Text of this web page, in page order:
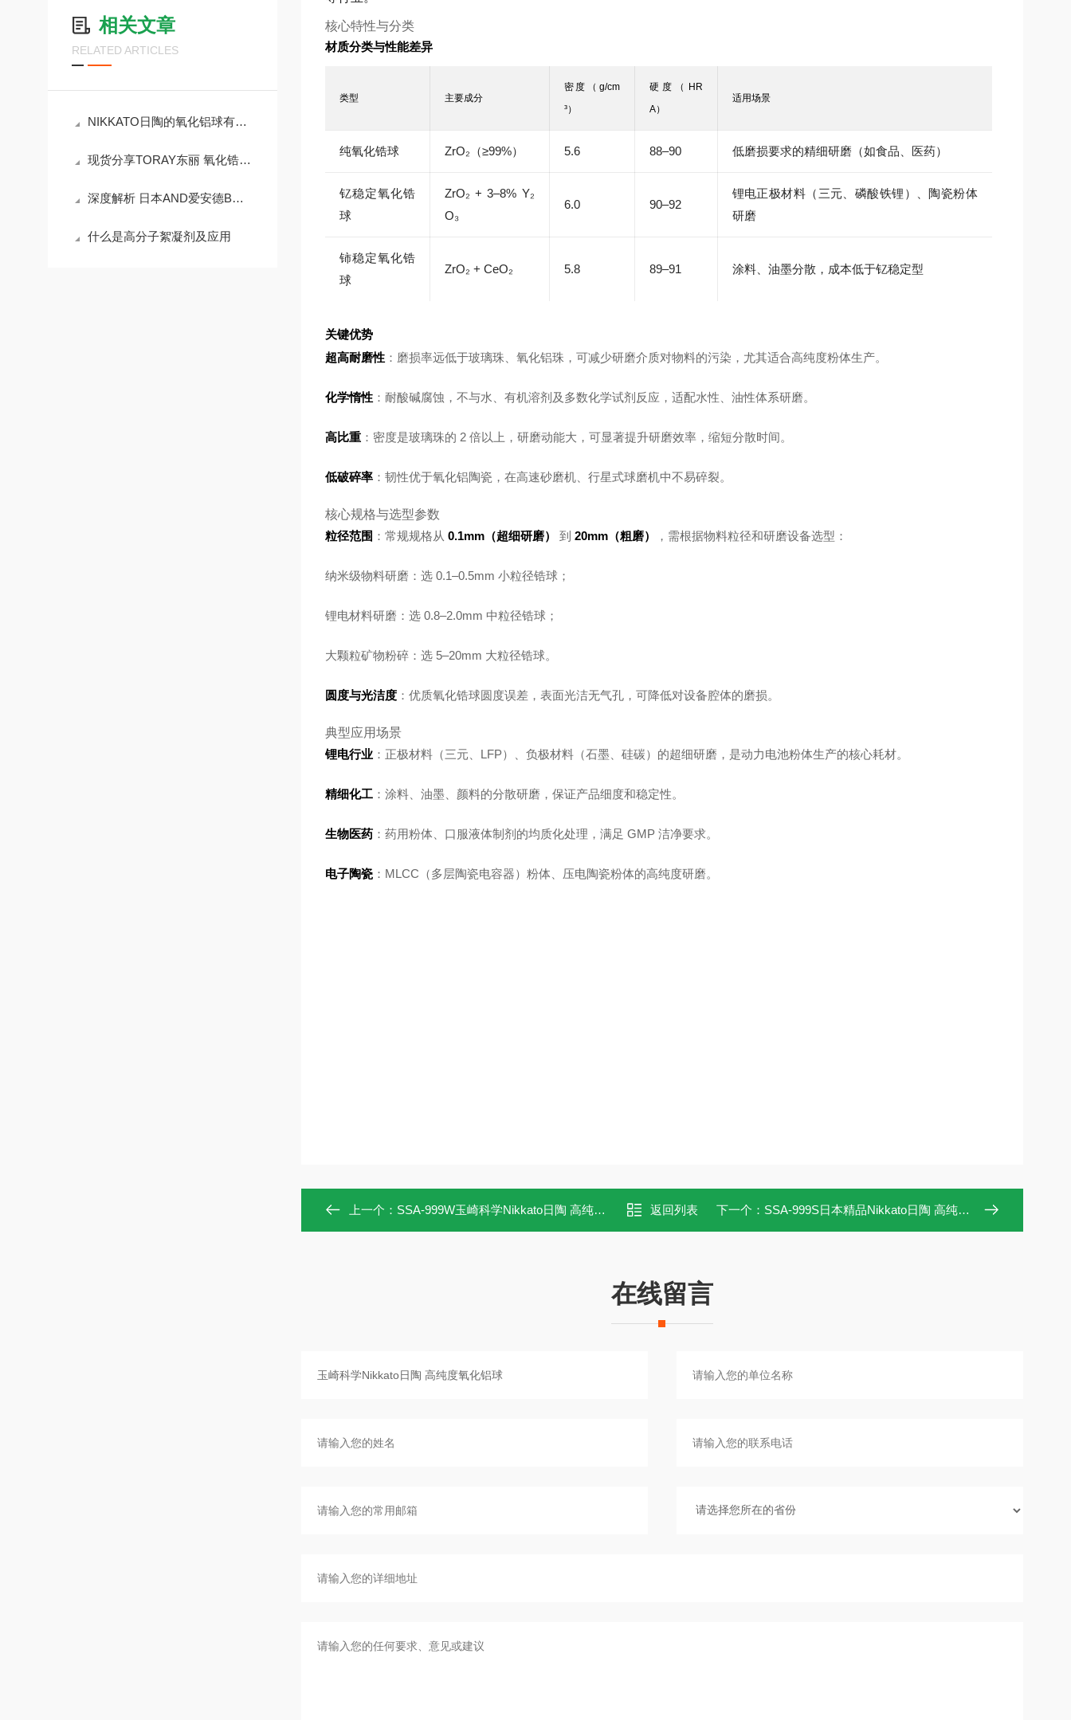
相关文章
RELATED ARTICLES
NIKKATO日陶的氧化铝球有哪些优点？
现货分享TORAY东丽 氧化锆研磨球
深度解析 日本AND爱安德BM-20 超微量分析天平
什么是高分子絮凝剂及应用
核心特性与分类
材质分类与性能差异
类型 主要成分
密度（g/cm
³）
硬度（HR
A）
适用场景
纯氧化锆球 ZrO₂（≥99%） 5.6 88–90 低磨损要求的精细研磨（如食品、医药）
钇稳定氧化锆
球
ZrO₂ + 3–8% Y₂
O₃
6.0 90–92
锂电正极材料（三元、磷酸铁锂）、陶瓷粉体
研磨
铈稳定氧化锆
球
ZrO₂ + CeO₂ 5.8 89–91 涂料、油墨分散，成本低于钇稳定型
关键优势
超高耐磨性：磨损率远低于玻璃珠、氧化铝珠，可减少研磨介质对物料的污染，尤其适合高纯度粉体生产。
化学惰性：耐酸碱腐蚀，不与水、有机溶剂及多数化学试剂反应，适配水性、油性体系研磨。
高比重：密度是玻璃珠的 2 倍以上，研磨动能大，可显著提升研磨效率，缩短分散时间。
低破碎率：韧性优于氧化铝陶瓷，在高速砂磨机、行星式球磨机中不易碎裂。
核心规格与选型参数
粒径范围 ：常规规格从 0.1mm（超细研磨） 到 20mm（粗磨） ，需根据物料粒径和研磨设备选型：
纳米级物料研磨：选 0.1–0.5mm 小粒径锆球；
锂电材料研磨：选 0.8–2.0mm 中粒径锆球；
大颗粒矿物粉碎：选 5–20mm 大粒径锆球。
圆度与光洁度：优质氧化锆球圆度误差，表面光洁无气孔，可降低对设备腔体的磨损。
典型应用场景
锂电行业：正极材料（三元、LFP）、负极材料（石墨、硅碳）的超细研磨，是动力电池粉体生产的核心耗材。
精细化工：涂料、油墨、颜料的分散研磨，保证产品细度和稳定性。
生物医药：药用粉体、口服液体制剂的均质化处理，满足 GMP 洁净要求。
电子陶瓷：MLCC（多层陶瓷电容器）粉体、压电陶瓷粉体的高纯度研磨。
上一个： SSA-999W玉崎科学Nikkato日陶 高纯度氧化铝球 返回列表 下一个： SSA-999S日本精品Nikkato日陶 高纯度氧化铝球
在线留言